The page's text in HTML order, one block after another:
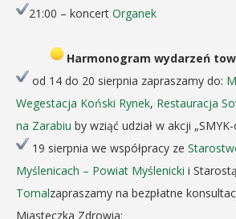
21:00 – koncert Organek
Harmonogram wydarzeń
od 14 do 20 sierpnia zapraszamy do:
Wegestacja Koński Rynek, Restauracja
na Zarabiu by wziąć udział w akcji
19 sierpnia we współpracy ze
Myślenicach – Powiat Myślenicki i
Tomalzapraszamy na bezpłatne
Miasteczka Zdrowia: